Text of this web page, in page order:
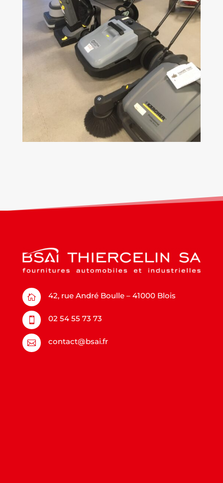
 42, rue André Boulle – 41000 Blois
 02 54 55 73 73
 contact@bsai.fr